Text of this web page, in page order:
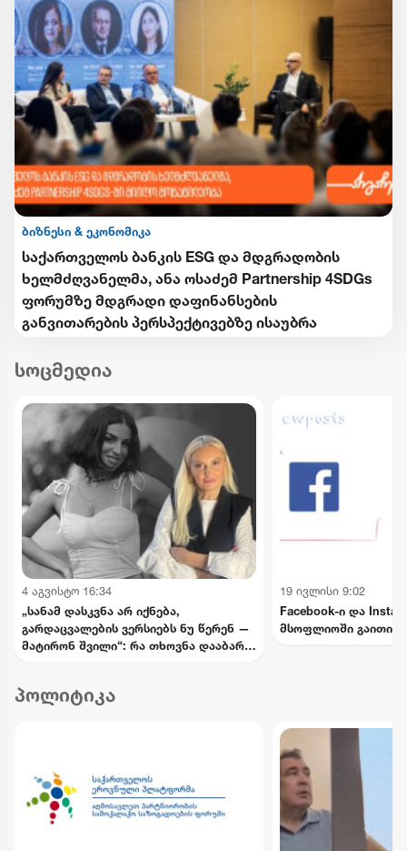
ბიზნესი & ეკონომიკა
საქართველოს ბანკის ESG და მდგრადობის
ხელმძღვანელმა, ანა ოსაძემ Partnership 4SDGs
ფორუმზე მდგრადი დაფინანსების
განვითარების პერსპექტივებზე ისაუბრა
სოცმედია
4 აგვისტო 16:34
„სანამ დასკვნა არ იქნება,
გარდაცვალების ვერსიებს ნუ წერენ —
მატირონ შვილი“: რა თხოვნა დააბარა
19 ივლისი 9:02
Facebook-ი და
მსოფლიოში გაითიშა
პოლიტიკა